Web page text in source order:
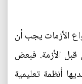
الأزمات يجب أن
قبل الأزمة. فبعض
أنظمة تعليمية